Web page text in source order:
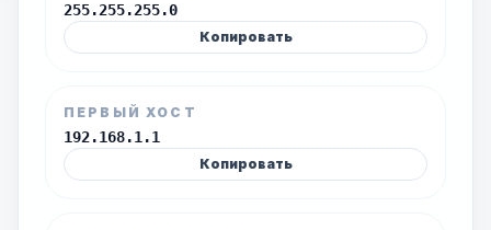
255.255.255.0
Копировать
ПЕРВЫЙ ХОСТ
192.168.1.1
Копировать